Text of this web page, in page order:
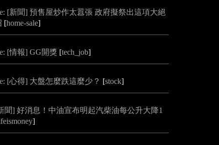
[新聞] 預售屋炒作太囂張 政府擬祭出這項大絕
[home-sale]
[情報] GG開獎 [tech_job]
[心得] 大盤怎麼跌這麼少？ [stock]
聞] 好消息！中油宣布明起汽柴油每公升大降1
]